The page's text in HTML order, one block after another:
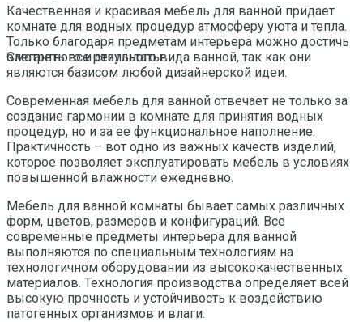
Смотреть все результаты
Качественная и красивая мебель для ванной придает
комнате для водных процедур атмосферу уюта и тепла.
Только благодаря предметам интерьера можно достичь
элегантного и стильного вида ванной, так как они
являются базисом любой дизайнерской идеи.
Современная мебель для ванной отвечает не только за
создание гармонии в комнате для принятия водных
процедур, но и за ее функциональное наполнение.
Практичность – вот одно из важных качеств изделий,
которое позволяет эксплуатировать мебель в условиях
повышенной влажности ежедневно.
Мебель для ванной комнаты бывает самых различных
форм, цветов, размеров и конфигураций. Все
современные предметы интерьера для ванной
выполняются по специальным технологиям на
технологичном оборудовании из высококачественных
материалов. Технология производства определяет всей
высокую прочность и устойчивость к воздействию
патогенных организмов и влаги.